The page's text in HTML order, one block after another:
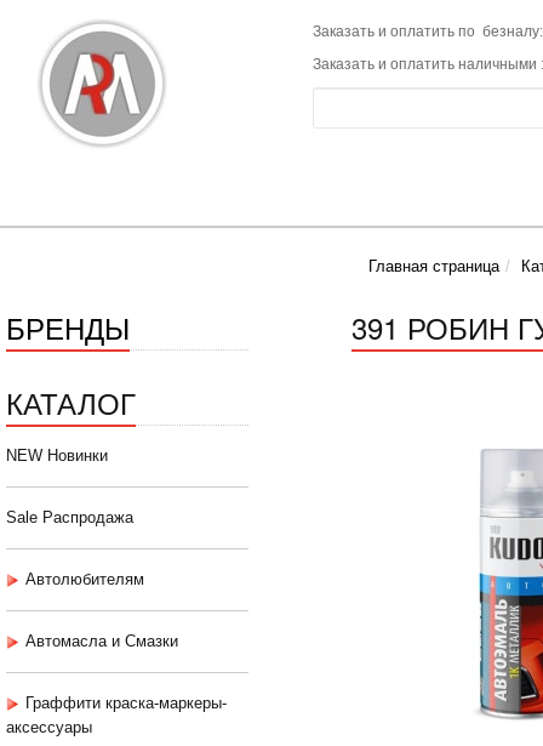
Заказать и оплатить по
Заказать и оплатить наличными
Главная страница
БРЕНДЫ
КАТАЛОГ
NEW Новинки
Sale Распродажа
Автолюбителям
Автомасла и Смазки
Граффити краска-маркеры-
аксессуары
391 РОБИН